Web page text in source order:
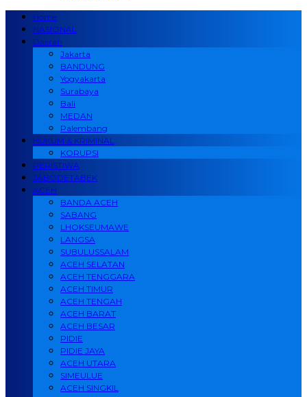
Home
NASIONAL
Daerah
Jakarta
BANDUNG
Yogyakarta
Surabaya
Bali
MEDAN
Palembang
HUKUM & KRIMINAL
KORUPSI
PERISTIWA
JABODETABEK
ACEH
BANDA ACEH
SABANG
LHOKSEUMAWE
LANGSA
SUBULUSSALAM
ACEH SELATAN
ACEH TENGGARA
ACEH TIMUR
ACEH TENGAH
ACEH BARAT
ACEH BESAR
PIDIE
PIDIE JAYA
ACEH UTARA
SIMEULUE
ACEH SINGKIL